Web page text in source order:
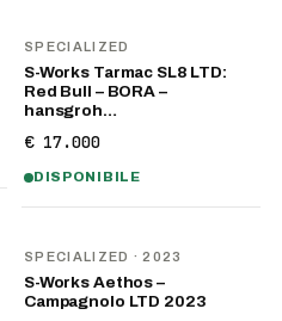
SPECIALIZED
S-Works Tarmac SL8 LTD:
Red Bull – BORA –
hansgroh…
€ 17.000
DISPONIBILE
SPECIALIZED · 2023
S-Works Aethos –
Campagnolo LTD 2023